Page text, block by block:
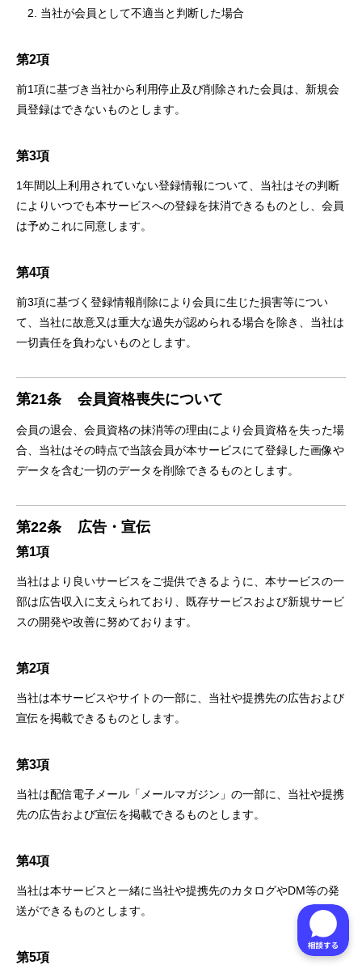
当社が会員として不適当と判断した場合
第2項
前1項に基づき当社から利用停止及び削除された会員は、新規会
員登録はできないものとします。
第3項
1年間以上利用されていない登録情報について、当社はその判断
によりいつでも本サービスへの登録を抹消できるものとし、会員
は予めこれに同意します。
第4項
前3項に基づく登録情報削除により会員に生じた損害等につい
て、当社に故意又は重大な過失が認められる場合を除き、当社は
一切責任を負わないものとします。
第21条 会員資格喪失について
会員の退会、会員資格の抹消等の理由により会員資格を失った場
合、当社はその時点で当該会員が本サービスにて登録した画像や
データを含む一切のデータを削除できるものとします。
第22条 広告・宣伝
第1項
当社はより良いサービスをご提供できるように、本サービスの一
部は広告収入に支えられており、既存サービスおよび新規サービ
スの開発や改善に努めております。
第2項
当社は本サービスやサイトの一部に、当社や提携先の広告および
宣伝を掲載できるものとします。
第3項
当社は配信電子メール「メールマガジン」の一部に、当社や提携
先の広告および宣伝を掲載できるものとします。
第4項
当社は本サービスと一緒に当社や提携先のカタログやDM等の発
送ができるものとします。
第5項